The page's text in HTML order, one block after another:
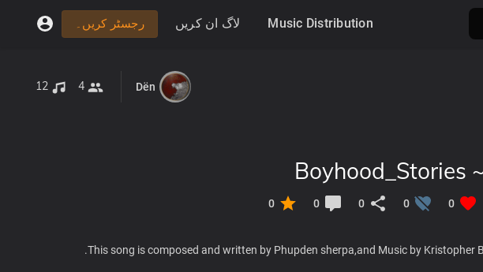
Music Distribution لاگ ان کریں رجسٹر کریں۔
Dën
Boyhood_Stories
0
0
0
0
0
This song is composed and written by Phupden sherpa,and Music by Kristopher